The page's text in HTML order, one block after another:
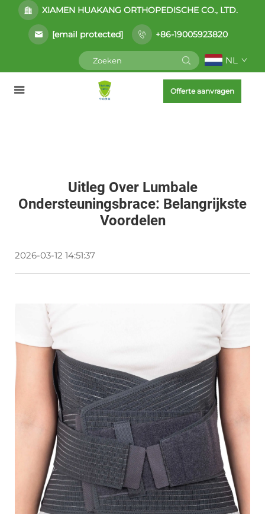
XIAMEN HUAKANG ORTHOPEDISCHE CO., LTD.
[email protected] +86-19005923820
NL
Offerte aanvragen
Uitleg Over Lumbale
Ondersteuningsbrace: Belangrijkste
Voordelen
2026-03-12 14:51:37